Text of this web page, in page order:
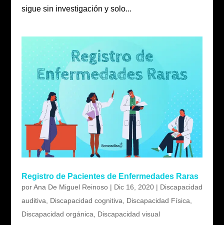
sigue sin investigación y solo...
Registro de Pacientes de Enfermedades Raras
porAna De Miguel Reinoso| Dic 16, 2020| Discapacidad
auditiva
Discapacidad cognitiva Discapacidad Física
Discapacidad orgánica
Discapacidad visual